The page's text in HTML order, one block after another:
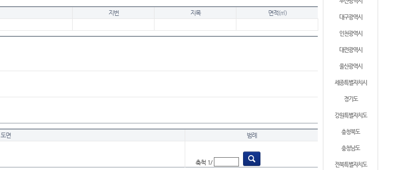
대구광역시
인천광역시
대전광역시
울산광역시
세종특별자치시
경기도
강원특별자치도
충청북도
충청남도
전북특별자치도
지번 지목 면적(㎡)
도면 범례
축척 1/